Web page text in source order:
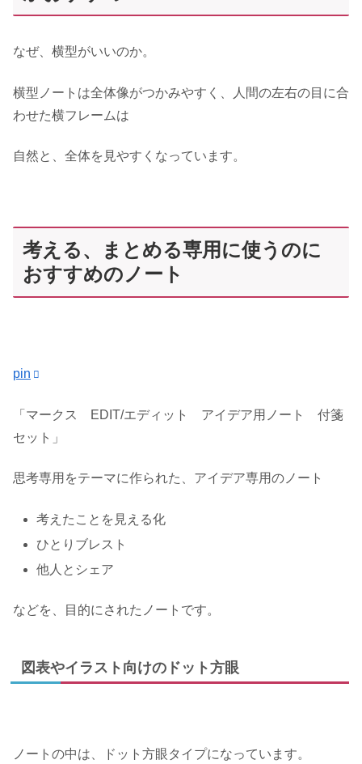
なぜ、横型がいいのか。
横型ノートは全体像がつかみやすく、人間の左右の目に合
わせた横フレームは
自然と、全体を見やすくなっています。
考える、まとめる専用に使うのに
おすすめのノート
pin
「マークス EDIT/エディット アイデア用ノート 付箋
セット」
思考専用をテーマに作られた、アイデア専用のノート
考えたことを見える化
ひとりブレスト
他人とシェア
などを、目的にされたノートです。
図表やイラスト向けのドット方眼
ノートの中は、ドット方眼タイプになっています。